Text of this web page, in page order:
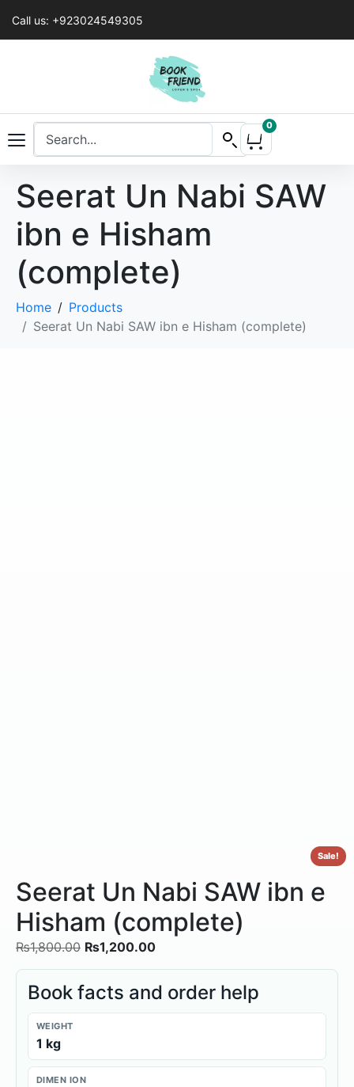
Call us: +923024549305
0
Seerat Un Nabi SAW
ibn e Hisham
(complete)
Home
Products
Seerat Un Nabi SAW ibn e Hisham (complete)
Sale!
Seerat Un Nabi SAW ibn e
Hisham (complete)
₨1,800.00 ₨1,200.00
Book facts and order help
WEIGHT
1 kg
DIMEN ION